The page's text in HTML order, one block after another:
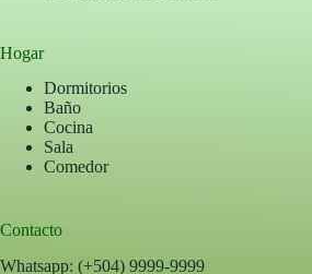
Hogar
Dormitorios
Baño
Cocina
Sala
Comedor
Contacto
Whatsapp: (+504) 9999-9999